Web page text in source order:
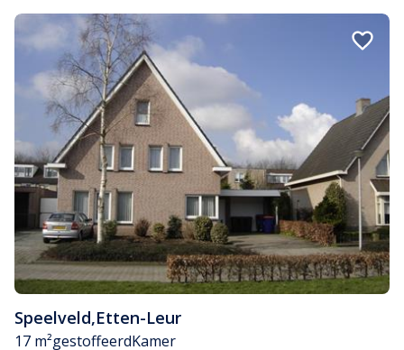
Speelveld,Etten-Leur
17 m²gestoffeerdKamer